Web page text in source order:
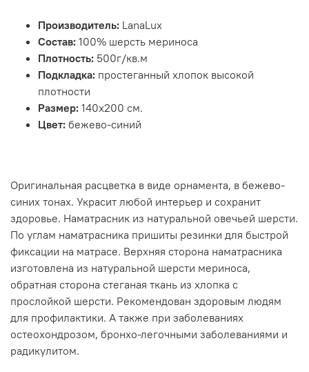
Производитель: LanaLux
Состав: 100% шерсть мериноса
Плотность: 500г/кв.м
Подкладка: простеганный хлопок высокой
плотности
Размер: 140х200 см.
Цвет: бежево-синий
Оригинальная расцветка в виде орнамента, в бежево-
синих тонах. Украсит любой интерьер и сохранит
здоровье. Наматрасник из натуральной овечьей шерсти.
По углам наматрасника пришиты резинки для быстрой
фиксации на матрасе. Верхняя сторона наматрасника
изготовлена из натуральной шерсти мериноса,
обратная сторона стеганая ткань из хлопка с
прослойкой шерсти. Рекомендован здоровым людям
для профилактики. А также при заболеваниях
остеохондрозом, бронхо-легочными заболеваниями и
радикулитом.